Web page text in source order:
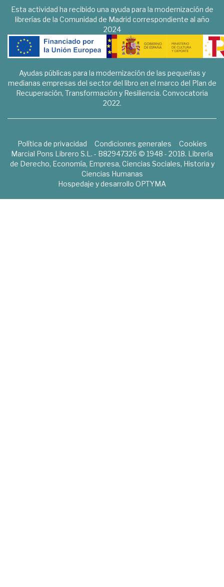
Esta actividad ha recibido una ayuda para la modernización de
librerías de la Comunidad de Madrid correspondiente al año
2024
Ayudas públicas para la modernización de las pequeñas y
medianas empresas del sector del libro en el marco del Plan de
Recuperación, Transformación y Resiliencia. Convocatoria
2022.
Política de privacidad Condiciones generales
Cookies
Marcial Pons Librero S.L. - B82947326 © 1948 - 2018. Librería
de Derecho, Economía, Empresa, Ciencias Sociales, Historia y
Ciencias Humanas
Hospedaje y desarrollo OPTYMA